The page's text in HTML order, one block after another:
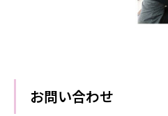
お問い合わせ